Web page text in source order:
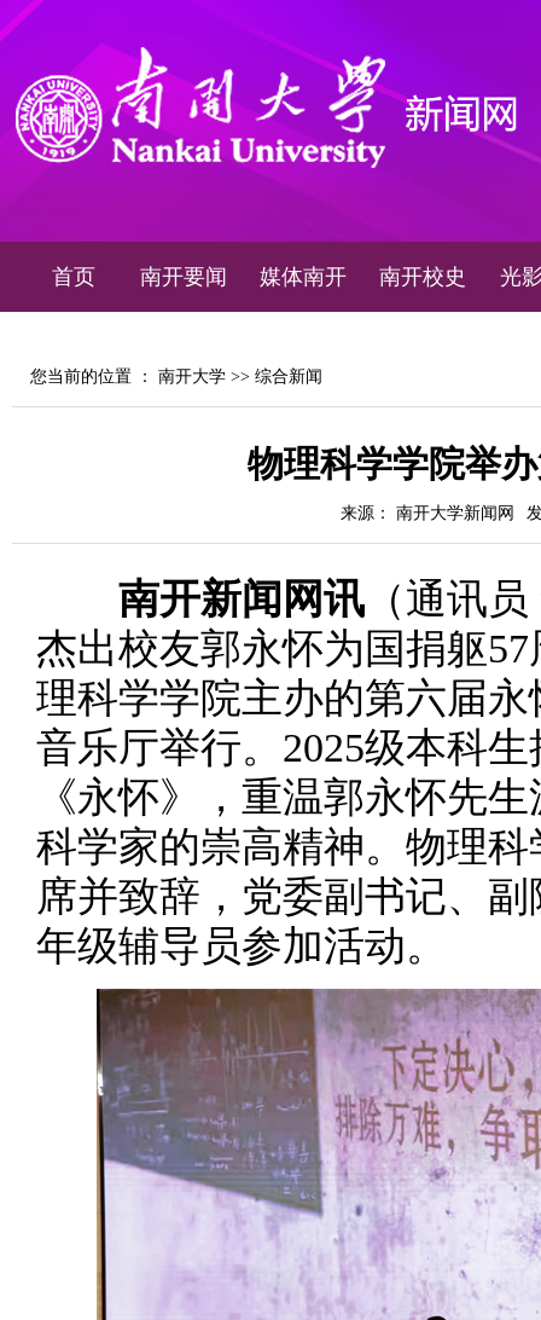
首页 南开要闻 媒体南开 南开校史 光
您当前的位置 ： 南开大学 >> 综合新闻
物理科学学院举
来源： 南开大学新闻网
南开新闻网讯 （通讯
杰出校友郭永怀为国捐躯
理科学学院主办的第六届
音乐厅举行。2025级本科
《永怀》，重温郭永怀先
科学家的崇高精神。物理
席并致辞，党委副书记、
年级辅导员参加活动。